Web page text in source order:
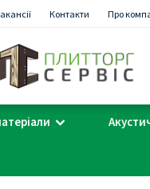
Контакти Про